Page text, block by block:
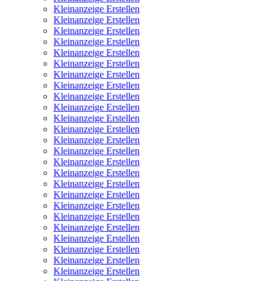
Kleinanzeige Erstellen
Kleinanzeige Erstellen
Kleinanzeige Erstellen
Kleinanzeige Erstellen
Kleinanzeige Erstellen
Kleinanzeige Erstellen
Kleinanzeige Erstellen
Kleinanzeige Erstellen
Kleinanzeige Erstellen
Kleinanzeige Erstellen
Kleinanzeige Erstellen
Kleinanzeige Erstellen
Kleinanzeige Erstellen
Kleinanzeige Erstellen
Kleinanzeige Erstellen
Kleinanzeige Erstellen
Kleinanzeige Erstellen
Kleinanzeige Erstellen
Kleinanzeige Erstellen
Kleinanzeige Erstellen
Kleinanzeige Erstellen
Kleinanzeige Erstellen
Kleinanzeige Erstellen
Kleinanzeige Erstellen
Kleinanzeige Erstellen